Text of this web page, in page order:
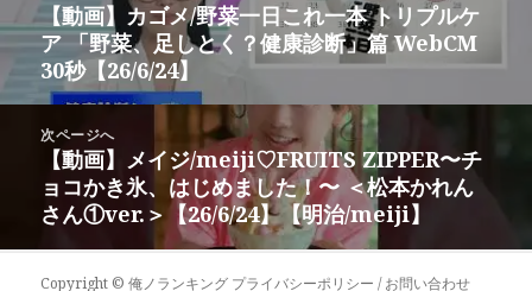
ナ
前
の
投
稿:
【動画】カゴメ/野菜一日これ一本 トリプルケ
ア 「野菜、足しとく？健康診断」篇 WebCM
30秒【26/6/24】
次ページへ
次
の
投
稿:
【動画】メイジ/meiji♡FRUITS ZIPPER〜チ
ョコかき氷、はじめました！〜 ＜松本かれん
さん①ver.＞【26/6/24】【明治/meiji】
Copyright ©俺ノランキング プライバシーポリシー / お問い合わせ